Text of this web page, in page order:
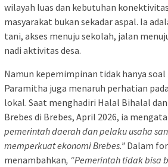
wilayah luas dan kebutuhan
masyarakat bukan sekadar aspal. Ia
tani, akses menuju sekolah, jalan
nadi aktivitas desa.
Namun kepemimpinan tidak hanya soal
Paramitha juga menaruh perhatian
lokal. Saat menghadiri Halal Bihalal
Brebes di Brebes, April 2026, ia
pemerintah daerah dan pelaku usaha
memperkuat ekonomi Brebes.” Dalam
menambahkan, “Pemerintah tidak bisa